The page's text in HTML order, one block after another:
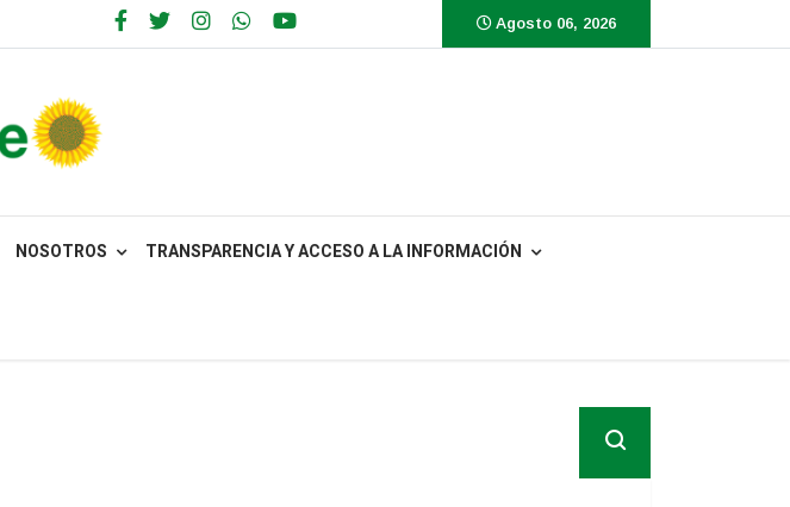
Agosto 06, 2026
NOSOTROS TRANSPARENCIA Y ACCESO A LA INFORMACIÓN